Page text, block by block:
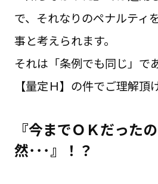
で、それなりのペナルティ
事と考えられます。
それは「条例でも同じ」で
【量定Ｈ】の件でご理解頂
『今までＯＫだった
然･･･』！？